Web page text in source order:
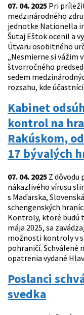
07. 04. 2025 Pri
medzinárodného
jednotke Nationella
Šutaj Eštok ocenil a
Útvaru osobitného
„Nesmierne si vážim
štvorročného
sedem
rozsahu, kde
Kabinet
kontrol na
Rakúskom,
17 bývalých
07. 04. 2025 Z dôvodu
nákazlivého vírusu
s Maďarska,
schengenských
Kontroly, ktoré budú
mája 2025, sa
možnosti kontroly v
pohraničí. Schválené
opatrenia vydané
Poslanci
svedka